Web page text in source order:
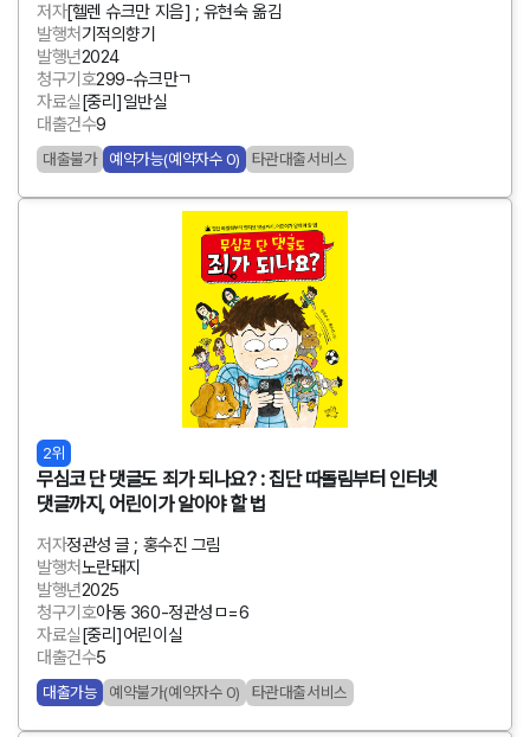
저자[헬렌 슈크만 지음] ; 유현숙 옮김
발행처기적의향기
발행년2024
청구기호299-슈크만ㄱ
자료실[중리]일반실
대출건수9
대출불가 예약가능(예약자수 0) 타관대출서비스
2위
무심코 단 댓글도 죄가 되나요? : 집단 따돌림부터 인터넷
댓글까지, 어린이가 알아야 할 법
저자정관성 글 ; 홍수진 그림
발행처노란돼지
발행년2025
청구기호아동 360-정관성ㅁ=6
자료실[중리]어린이실
대출건수5
대출가능 예약불가(예약자수 0) 타관대출서비스